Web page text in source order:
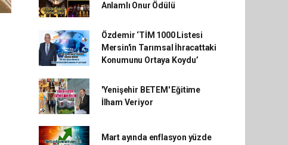
Anlamlı Onur Ödülü
Özdemir ‘TİM 1000 Listesi
Mersin'in Tarımsal İhracattaki
Konumunu Ortaya Koydu’
'Yenişehir BETEM' Eğitime
İlham Veriyor
Mart ayında enflasyon yüzde